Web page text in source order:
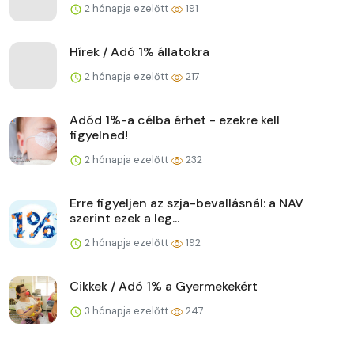
2 hónapja ezelőtt 191
Hírek / Adó 1% állatokra
2 hónapja ezelőtt 217
Adód 1%-a célba érhet - ezekre kell
figyelned!
2 hónapja ezelőtt 232
Erre figyeljen az szja-bevallásnál: a NAV
szerint ezek a leg...
2 hónapja ezelőtt 192
Cikkek / Adó 1% a Gyermekekért
3 hónapja ezelőtt 247